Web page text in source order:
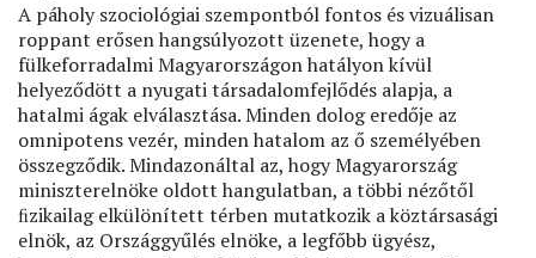
A páholy szociológiai szempontból fontos és vizuálisan
roppant erősen hangsúlyozott üzenete, hogy a
fülkeforradalmi Magyarországon hatályon kívül
helyeződött a nyugati társadalomfejlődés alapja, a
hatalmi ágak elválasztása. Minden dolog eredője az
omnipotens vezér, minden hatalom az ő személyében
összegződik. Mindazonáltal az, hogy Magyarország
miniszterelnöke oldott hangulatban, a többi nézőtől
ﬁzikailag elkülönített térben mutatkozik a köztársasági
elnök, az Országgyűlés elnöke, a legfőbb ügyész,